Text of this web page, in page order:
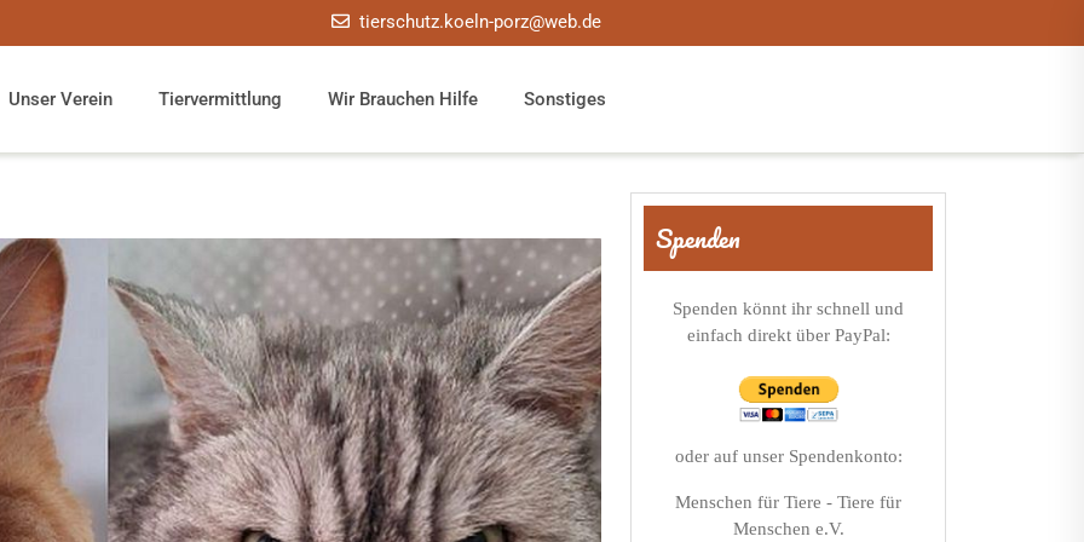
tierschutz.koeln-porz@web.de
Unser Verein Tiervermittlung Wir Brauchen Hilfe Sonstiges
Spenden
Spenden könnt ihr schnell und
einfach direkt über PayPal:
oder auf unser Spendenkonto:
Menschen für Tiere - Tiere für
Menschen e.V.